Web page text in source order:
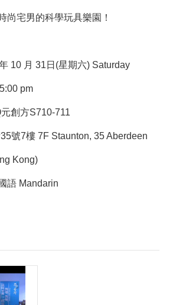
尚宅男的科學玩具樂園！
10 月 31日(星期六) Saturday
pm
創方S710-711
號7樓 7F Staunton, 35 Aberdeen
Kong)
語 Mandarin